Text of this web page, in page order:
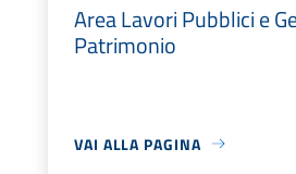
Area Lavori Pubblici e
Patrimonio
VAI ALLA PAGINA